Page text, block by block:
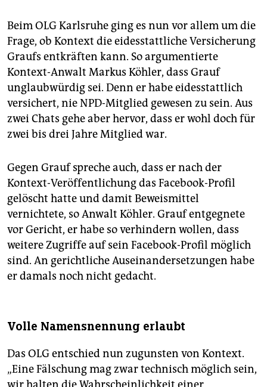
Beim OLG Karlsruhe ging es nun vor allem um die
Frage, ob Kontext die eidesstattliche Versicherung
Graufs entkräften kann. So argumentierte
Kontext-Anwalt Markus Köhler, dass Grauf
unglaubwürdig sei. Denn er habe eidesstattlich
versichert, nie NPD-Mitglied gewesen zu sein. Aus
zwei Chats gehe aber hervor, dass er wohl doch für
zwei bis drei Jahre Mitglied war.
Gegen Grauf spreche auch, dass er nach der
Kontext-Veröffentlichung das Facebook-Profil
gelöscht hatte und damit Beweismittel
vernichtete, so Anwalt Köhler. Grauf entgegnete
vor Gericht, er habe so verhindern wollen, dass
weitere Zugriffe auf sein Facebook-Profil möglich
sind. An gerichtliche Auseinandersetzungen habe
er damals noch nicht gedacht.
Volle Namensnennung erlaubt
Das OLG entschied nun zugunsten von Kontext.
„Eine Fälschung mag zwar technisch möglich sein,